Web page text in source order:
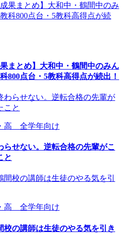
まとめ】大和中・鶴間中のみん
800点台・5教科高得点が続出！
高 全学年向け
せない。逆転合格の先輩がこ
と
高 全学年向け
校の講師は生徒のやる気を引き